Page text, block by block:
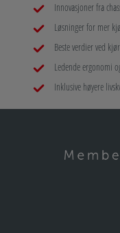
Innovasjoner fra
Løsninger for mer
Beste verdier ved
Ledende ergonomi
Inklusive høyere